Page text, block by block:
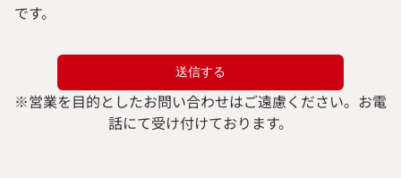
です。
※営業を目的としたお問い合わせはご遠慮ください。 お電
話にて受け付けております。